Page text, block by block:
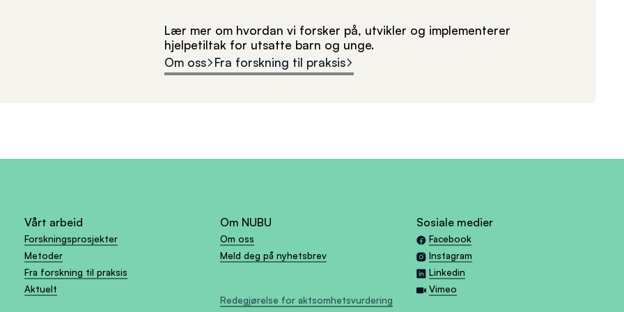
Lær mer om hvordan vi forsker på, utvikler og implementerer
hjelpetiltak for utsatte barn og unge.
Om oss
Fra forskning til praksis
Vårt arbeid
Forskningsprosjekter
Metoder
Fra forskning til praksis
Aktuelt
Om NUBU
Om oss
Meld deg på nyhetsbrev
Redegjørelse for aktsomhetsvurdering
Sosiale medier
Facebook
Instagram
Linkedin
Vimeo